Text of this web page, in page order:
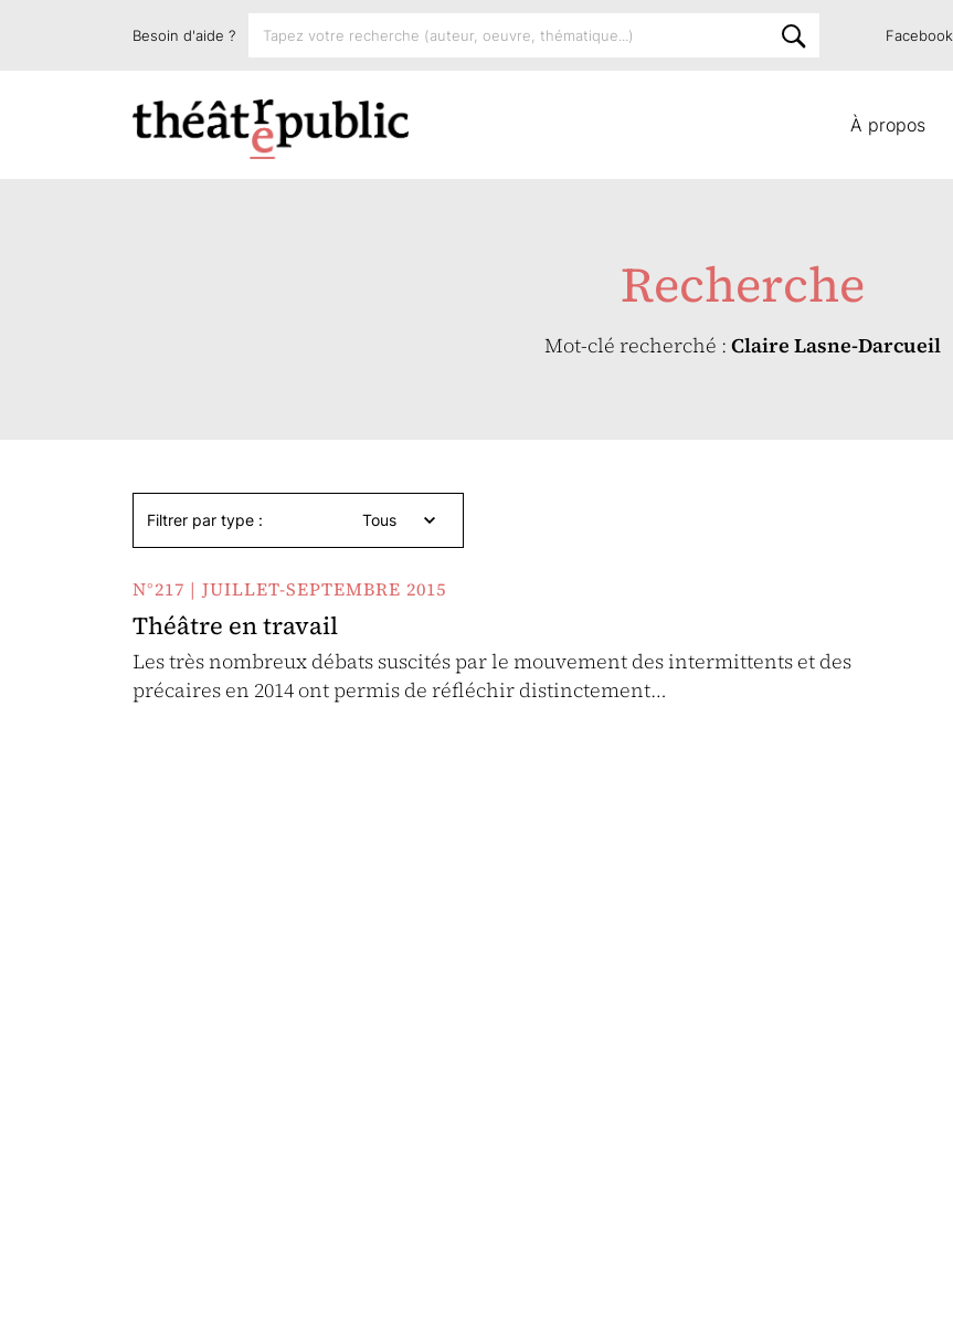
À propos
Besoin d'aide ? Facebook
Recherche
Mot-clé recherché : Claire Lasne-Darcueil
Filtrer par type : Tous
N°217 | JUILLET-SEPTEMBRE 2015
Théâtre en travail
Les très nombreux débats suscités par le mouvement des intermittents et des
précaires en 2014 ont permis de réfléchir distinctement…